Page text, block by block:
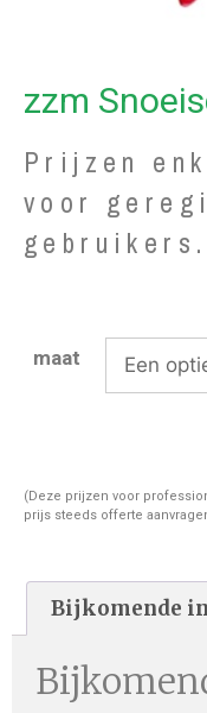
zzm
Prijzen
voor
gebruikers.
maat
(Deze prijzen voor
prijs steeds offerte
Bijkomende